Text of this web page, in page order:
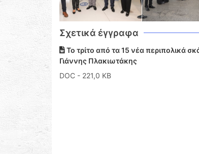
Σχετικά έγγραφα
Το τρίτο από τα 15 νέα περιπολικά
Γιάννης Πλακιωτάκης
DOC - 221,0 KB